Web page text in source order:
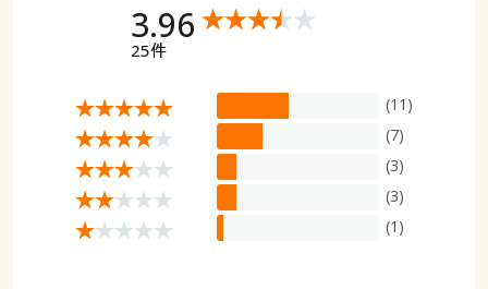
3.96
25件
(11)
(7)
(3)
(3)
(1)